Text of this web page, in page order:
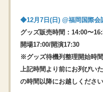
◆12⽉7⽇(⽇) @福岡国際会
グッズ販売時間：14:00〜
開場17:00/開演17:30
※グッズ待機列整理開始時間
上記時間より前にお列びい
の時間以降にお越しください